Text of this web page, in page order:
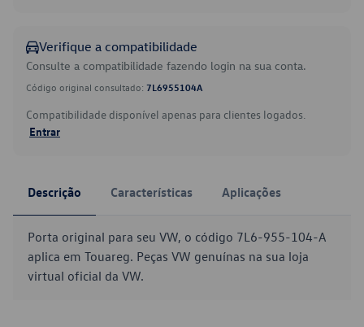
Verifique a compatibilidade
Consulte a compatibilidade fazendo login na sua conta.
Código original consultado: 7L6955104A
Compatibilidade disponível apenas para clientes logados.
Entrar
Descrição Características Aplicações
Porta original para seu VW, o código 7L6-955-104-A
aplica em Touareg. Peças VW genuínas na sua loja
virtual oficial da VW.